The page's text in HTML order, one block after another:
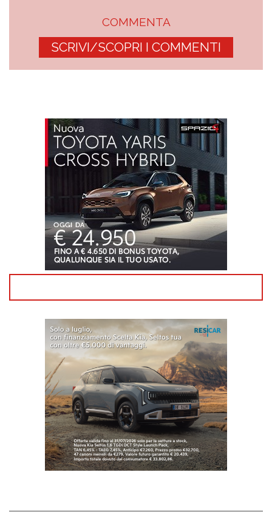
COMMENTA
SCRIVI/SCOPRI I COMMENTI